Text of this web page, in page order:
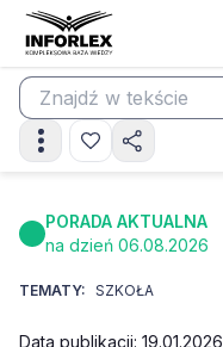
PORADA AKTUALNA
na dzień 06.08.2026
TEMATY: SZKOŁA
Data publikacji: 19.01.2026